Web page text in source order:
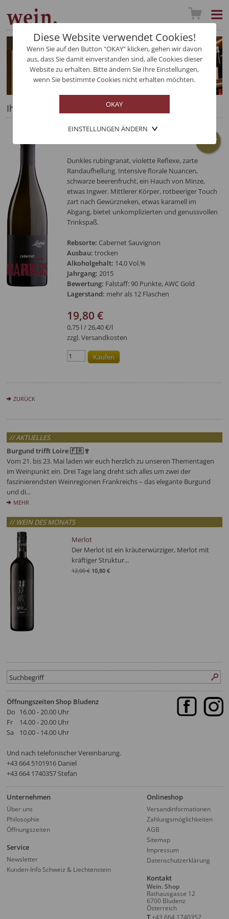
Diese Website verwendet Cookies!
Wenn Sie auf den Button "OKAY" klicken, gehen wir davon
aus, dass Sie damit einverstanden sind, alle Cookies dieser
Website zu erhalten. Bitte ändern Sie Ihre Einstellungen,
wenn Sie bestimmte Cookies nicht erhalten möchten.
EINSTELLUNGEN ÄNDERN
Ihre Auswahl im Detail
Cabernet Sauvignon
Dunkles rubingranat, violette Reflexe, zarte
Randaufhellung. Intensive florale Nuancen,
schwarze beerenfrucht, ein Hauch von Minze,
etwas Ingwer. Mittlerer Körper, rotbeeriger Touch
zart nach Gewürzneken, etwas karamell im
Abgang, bietet unkomplizierten und genussvollen
Trinkspaß.
Rebsorte: Cabernet Sauvignon
Ausbau: trocken
Alkoholgehalt: 14,0 Vol.%
Jahrgang:2015
Bewertung: Falstaff: 90 Punkte, AWC Gold
Lagerstand: mehr als 12 Flaschen
19,80 €
0,75 l / 26,40 €/l
zzgl. Versandkosten
ZURÜCK
// AKTUELLES
Burgund trifft Loire 🇫🇷🍷
Vom 21. bis 23. Mai laden wir euch herzlich zu unseren Thementagen
im Weinpunkt ein. Drei Tage lang dreht sich alles um zwei der
faszinierendsten Weinregionen Frankreichs – das elegante Burgund
und di...
MEHR
// WEIN DES MONATS
Merlot
Der Merlot ist ein kräuterwürziger, Merlot mit
kräftiger Struktur...
12,00 € 10,80 €
Öffnungszeiten Shop Bludenz
Do
Fr
Sa
16.00 - 20.00 Uhr
14.00 - 20.00 Uhr
10.00 - 14.00 Uhr
Und nach telefonischer Vereinbarung.
‭+43 664 5101916‬ Daniel
+43 664 1740357 Stefan
Unternehmen
Über uns
Philosophie
Öffnungszeiten
Onlineshop
Versandinformationen
Zahlungsmöglichkeiten
AGB
Sitemap
Impressum
Datenschutzerklärung
Service
Newsletter
Kunden-Info Schweiz & Liechtenstein
Kontakt
Wein. Shop
Rathausgasse 12
6700 Bludenz
Österreich
T+43 664 1740357